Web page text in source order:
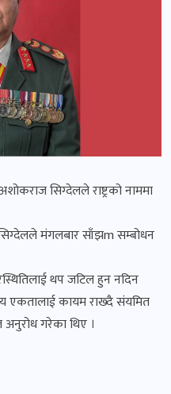
सिग्देलले राष्ट्रको नाममा
मंगलबार साँझm सम्बोधन
थप जटिल हुन नदिन
एकतालाई कायम राख्दै संयमित
गरेका थिए ।